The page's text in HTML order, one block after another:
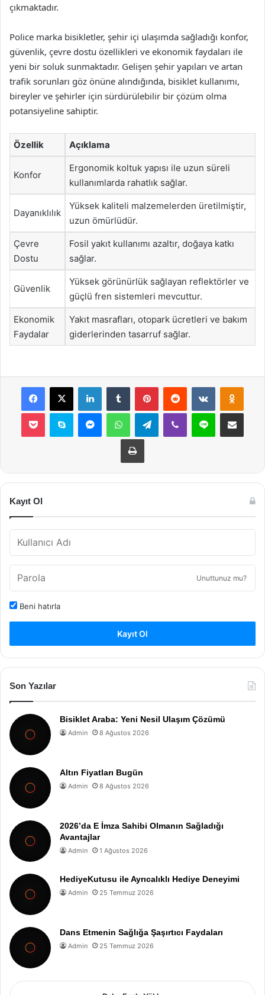
çıkmaktadır.
Police marka bisikletler, şehir içi ulaşımda sağladığı konfor,
güvenlik, çevre dostu özellikleri ve ekonomik faydaları ile
yeni bir soluk sunmaktadır. Gelişen şehir yapıları ve artan
trafik sorunları göz önüne alındığında, bisiklet kullanımı,
bireyler ve şehirler için sürdürülebilir bir çözüm olma
potansiyeline sahiptir.
Özellik Açıklama
Konfor
Ergonomik koltuk yapısı ile uzun süreli
kullanımlarda rahatlık sağlar.
Dayanıklılık
Yüksek kaliteli malzemelerden üretilmiştir,
uzun ömürlüdür.
Çevre
Dostu
Fosil yakıt kullanımı azaltır, doğaya katkı
sağlar.
Güvenlik
Yüksek görünürlük sağlayan reflektörler ve
güçlü fren sistemleri mevcuttur.
Ekonomik
Faydalar
Yakıt masrafları, otopark ücretleri ve bakım
giderlerinden tasarruf sağlar.
Facebook
X LinkedInTumblr PinterestReddit VKontakte
Pocket Skype MessengerWhatsAppTelegramViber Line E-Posta ile
Yazdır
Kayıt Ol
Unuttunuz mu?
Beni hatırla
Kayıt Ol
Son Yazılar
Bisiklet Araba: Yeni Nesil Ulaşım Çözümü
Admin 8 Ağustos 2026
Altın Fiyatları Bugün
Admin 8 Ağustos 2026
2026’da E İmza Sahibi Olmanın Sağladığı
Avantajlar
Admin 1 Ağustos 2026
HediyeKutusu ile Ayrıcalıklı Hediye Deneyimi
Admin 25 Temmuz 2026
Dans Etmenin Sağlığa Şaşırtıcı Faydaları
Admin 25 Temmuz 2026